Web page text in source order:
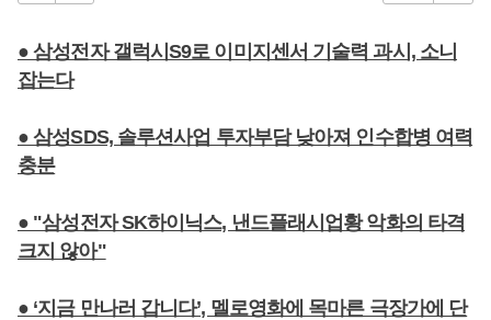
● 삼성전자 갤럭시S9로 이미지센서 기술력 과시, 소니
잡는다
● 삼성SDS, 솔루션사업 투자부담 낮아져 인수합병 여력
충분
● "삼성전자 SK하이닉스, 낸드플래시업황 악화의 타격
크지 않아"
● ‘지금 만나러 갑니다’, 멜로영화에 목마른 극장가에 단